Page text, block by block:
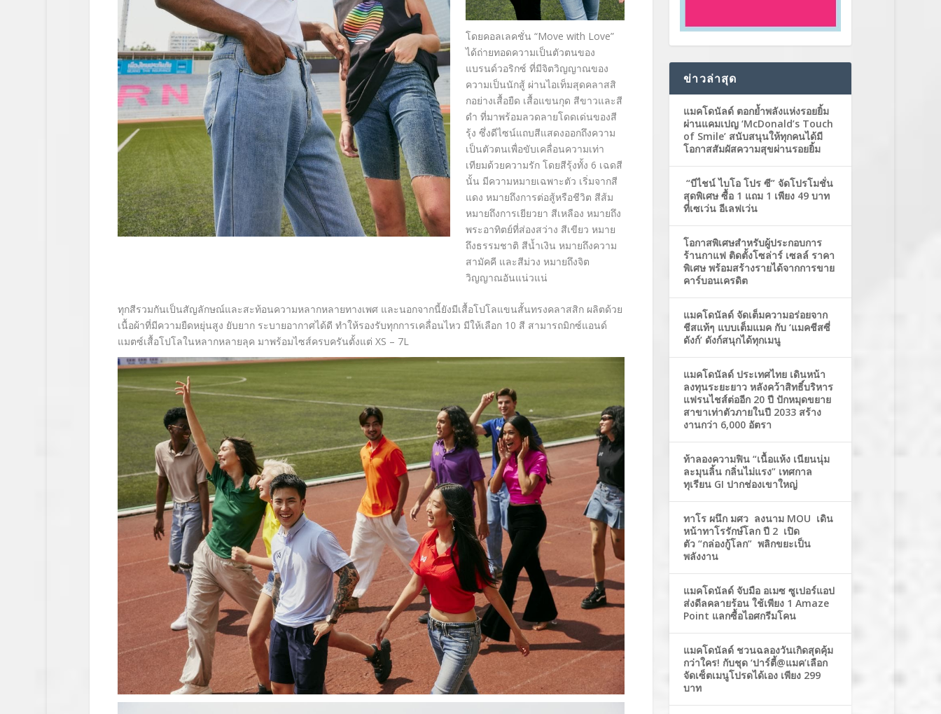
โดยคอลเลคชั่น “Move with Love”
ได้ถ่ายทอดความเป็นตัวตนของ
แบรนด์วอริกซ์ ที่มีจิตวิญญาณของ
ความเป็นนักสู้ ผ่านไอเท็มสุดคลาสสิ
กอย่างเสื้อยืด เสื้อแขนกุด สีขาวและสี
ดำ ที่มาพร้อมลวดลายโดดเด่นของสี
รุ้ง ซึ่งดีไซน์แถบสีแสดงออกถึงความ
เป็นตัวตนเพื่อขับเคลื่อนความเท่า
เทียมด้วยความรัก โดยสีรุ้งทั้ง 6 เฉดสี
นั้น มีความหมายเฉพาะตัว เริ่มจากสี
แดง หมายถึงการต่อสู้หรือชีวิต สีส้ม
หมายถึงการเยียวยา สีเหลือง หมายถึง
พระอาทิตย์ที่ส่องสว่าง สีเขียว หมาย
ถึงธรรมชาติ สีน้ำเงิน หมายถึงความ
สามัคคี และสีม่วง หมายถึงจิต
วิญญาณอันแน่วแน่
ทุกสีรวมกันเป็นสัญลักษณ์และสะท้อนความหลากหลายทางเพศ และนอกจากนี้ยังมีเสื้อโปโลแขนสั้นทรงคลาสสิก ผลิตด้วย
เนื้อผ้าที่มีความยืดหยุ่นสูง ยับยาก ระบายอากาศได้ดี ทำให้รองรับทุกการเคลื่อนไหว มีให้เลือก 10 สี สามารถมิกซ์แอนด์
แมตซ์เสื้อโปโลในหลากหลายลุค มาพร้อมไซส์ครบครันตั้งแต่ XS – 7L
ข่าวล่าสุด
แมคโดนัลด์ ตอกย้ำพลังแห่งรอยยิ้ม
ผ่านแคมเปญ ‘McDonald’s Touch
of Smile’ สนับสนุนให้ทุกคนได้มี
โอกาสสัมผัสความสุขผ่านรอยยิ้ม
“บีไชน์ ไบโอ โปร ซี” จัดโปรโมชั่น
สุดพิเศษ ซื้อ 1 แถม 1 เพียง 49 บาท
ที่เซเว่น อีเลฟเว่น
โอกาสพิเศษสำหรับผู้ประกอบการ
ร้านกาแฟ ติดตั้งโซล่าร์ เซลล์ ราคา
พิเศษ พร้อมสร้างรายได้จากการขาย
คาร์บอนเครดิต
แมคโดนัลด์ จัดเต็มความอร่อยจาก
ชีสแท้ๆ แบบเต็มแมค กับ ‘แมคชีสซี่
ดังก์’ ดังก์สนุกได้ทุกเมนู
แมคโดนัลด์ ประเทศไทย เดินหน้า
ลงทุนระยะยาว หลังคว้าสิทธิ์บริหาร
แฟรนไชส์ต่ออีก 20 ปี ปักหมุดขยาย
สาขาเท่าตัวภายในปี 2033 สร้าง
งานกว่า 6,000 อัตรา
ท้าลองความฟิน “เนื้อแห้ง เนียนนุ่ม
ละมุนลิ้น กลิ่นไม่แรง” เทศกาล
ทุเรียน GI ปากช่องเขาใหญ่
ทาโร ผนึก มศว ลงนาม MOU เดิน
หน้าทาโรรักษ์โลก ปี 2 เปิด
ตัว “กล่องกู้โลก” พลิกขยะเป็น
พลังงาน
แมคโดนัลด์ จับมือ อเมซ ซูเปอร์แอป
ส่งดีลคลายร้อน ใช้เพียง 1 Amaze
Point แลกซื้อไอศกรีมโคน
แมคโดนัลด์ ชวนฉลองวันเกิดสุดคุ้ม
กว่าใคร! กับชุด ‘ปาร์ตี้@แมค’เลือก
จัดเซ็ตเมนูโปรดได้เอง เพียง 299
บาท